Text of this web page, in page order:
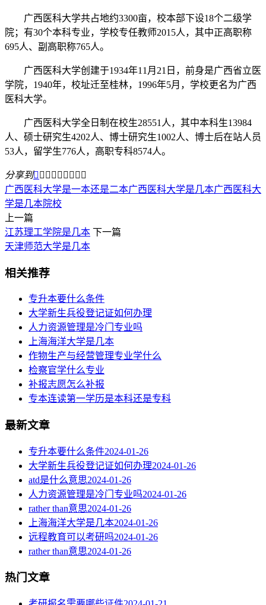
广西医科大学共占地约3300亩，校本部下设18个二级学
院；有30个本科专业，学校专任教师2015人，其中正高职称
695人、副高职称765人。
广西医科大学创建于1934年11月21日，前身是广西省立医
学院，1940年，校址迁至桂林，1996年5月，学校更名为广西
医科大学。
广西医科大学全日制在校生28551人，其中本科生13984
人、硕士研究生4202人、博士研究生1002人、博士后在站人员
53人，留学生776人，高职专科8574人。
分享到        
广西医科大学是一本还是二本广西医科大学是几本广西医科大
学是几本院校
上一篇
江苏理工学院是几本 下一篇
天津师范大学是几本
相关推荐
专升本要什么条件
大学新生兵役登记证如何办理
人力资源管理是冷门专业吗
上海海洋大学是几本
作物生产与经营管理专业学什么
检察官学什么专业
补报志愿怎么补报
专本连读第一学历是本科还是专科
最新文章
专升本要什么条件2024-01-26
大学新生兵役登记证如何办理2024-01-26
atd是什么意思2024-01-26
人力资源管理是冷门专业吗2024-01-26
rather than意思2024-01-26
上海海洋大学是几本2024-01-26
远程教育可以考研吗2024-01-26
rather than意思2024-01-26
热门文章